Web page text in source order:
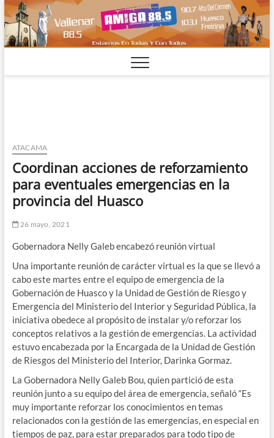
Saltar
al
contenido
ATACAMA
Coordinan acciones de reforzamiento
para eventuales emergencias en la
provincia del Huasco
26 mayo, 2021
Gobernadora Nelly Galeb encabezó reunión virtual
Una importante reunión de carácter virtual es la que se llevó a
cabo este martes entre el equipo de emergencia de la
Gobernación de Huasco y la Unidad de Gestión de Riesgo y
Emergencia del Ministerio del Interior y Seguridad Pública, la
iniciativa obedece al propósito de instalar y/o reforzar los
conceptos relativos a la gestión de emergencias. La actividad
estuvo encabezada por la Encargada de la Unidad de Gestión
de Riesgos del Ministerio del Interior, Darinka Gormaz.
La Gobernadora Nelly Galeb Bou, quien partició de esta
reunión junto a su equipo del área de emergencia, señaló “Es
muy importante reforzar los conocimientos en temas
relacionados con la gestión de las emergencias, en especial en
tiempos de paz, para estar preparados para todo tipo de